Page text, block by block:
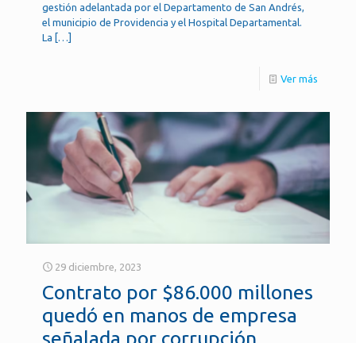
gestión adelantada por el Departamento de San Andrés,
el municipio de Providencia y el Hospital Departamental.
La […]
Ver más
29 diciembre, 2023
Contrato por $86.000 millones
quedó en manos de empresa
señalada por corrupción